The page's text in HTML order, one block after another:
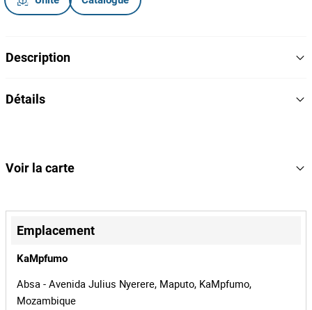
Description
AS24UUQN, e um de marca AUS, modelo ASW-24A4/SW, 24
Détails
Référence
Identifiant
d'enchère
38390
Identifiant de
Voir la carte
+
−
Emplacement
KaMpfumo
Absa - Avenida Julius Nyerere, Maputo, KaMpfumo,
Mozambique